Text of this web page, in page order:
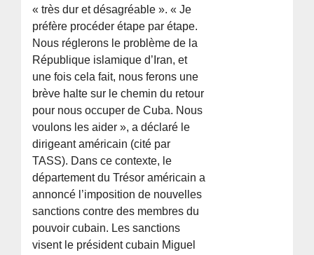
« très dur et désagréable ». « Je
préfère procéder étape par étape.
Nous réglerons le problème de la
République islamique d’Iran, et
une fois cela fait, nous ferons une
brève halte sur le chemin du retour
pour nous occuper de Cuba. Nous
voulons les aider », a déclaré le
dirigeant américain (cité par
TASS). Dans ce contexte, le
département du Trésor américain a
annoncé l’imposition de nouvelles
sanctions contre des membres du
pouvoir cubain. Les sanctions
visent le président cubain Miguel